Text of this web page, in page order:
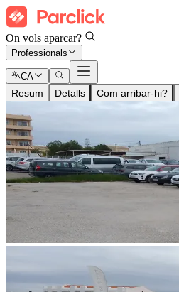
On vols aparcar?
Professionals
CA
Resum Detalls Com arribar-hi?